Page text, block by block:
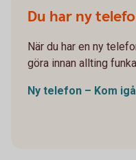
Du har ny
När du har en ny
göra innan allting
Ny telefon – Kom